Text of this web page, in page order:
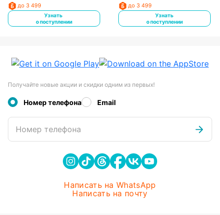
до 3 499
Узнать
о поступлении
до 3 499
Узнать
о поступлении
Получайте новые акции и скидки одним из первых!
Номер телефона Email
Номер телефона
Написать на WhatsApp
Написать на почту